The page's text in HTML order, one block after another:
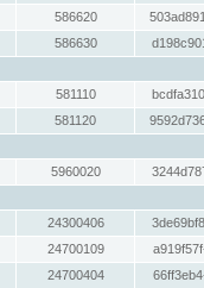
586620
586630
581110
581120
5960020
24300406
24700109
24700404